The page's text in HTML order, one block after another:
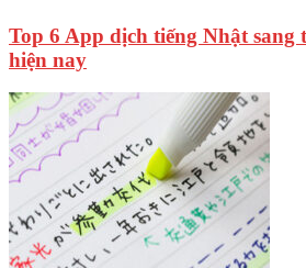
Top 6 App dịch tiếng Nhật sang
hiện nay